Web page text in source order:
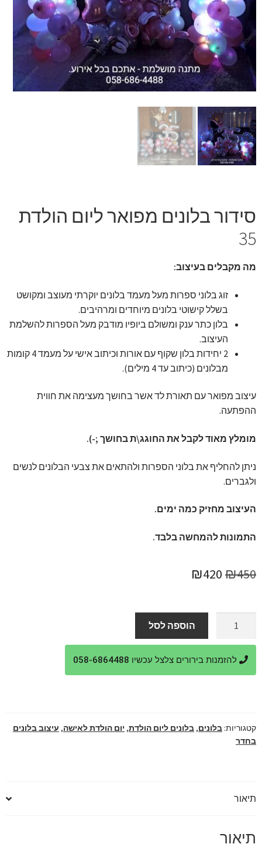
זר מתוק
בלונים בראשון לציון
מתנות בראשון לציון
תשלום
מחירון משלוחי בלונים
סידור בלונים מפואר ליום הולדת
35
מה מקבלים בעיצוב:
זוג בלוני ספרות מעל מעמד בלונים יוקרתי מעוצב ומקושט
בשלל קישוטי בלונים מיוחדים ומרהיבים.
בלון כתר ענק ומשולם ביופיו מודבק מעל הספרות להשלמת
העיצוב.
2 יחידות בלון שקוף עם אורות וכיתוב אישי על מעמד 4 קומות
מבלונים (כיתוב עד 4 מילים).
עיצוב מפואר עם תאורת לד אשר בחושך מעצימה את חווית
ההפתעה.
מומלץ מאוד לקבל את החוגג\ת בחושך ;-).
ניתן להחליף את בלוני הספרות ולהתאים את צבעי הבלונים לנשים
ולגברים.
העיצוב מחזיק כמה ימים.
התמונות להמחשה בלבד.
₪450
המחיר
היה:
₪450.
₪420
הוא:
₪420.
סידור
בלונים
מפואר
הוספה לסל
להזמנות בירורים צלצל עכשיו 058-6864488
קטגוריות: בלונים, בלונים ליום הולדת, יום הולדת לאישה, עיצוב בלונים
בחדר
תיאור
תיאור